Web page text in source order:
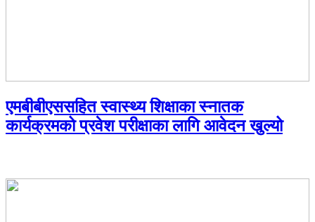
एमबीबीएससहित स्वास्थ्य शिक्षाका स्नातक
कार्यक्रमको प्रवेश परीक्षाका लागि आवेदन खुल्यो